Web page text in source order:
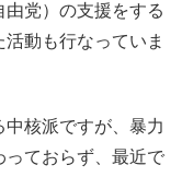
党）の支援をする
動も行なっていま
核派ですが、暴力
っておらず、最近で